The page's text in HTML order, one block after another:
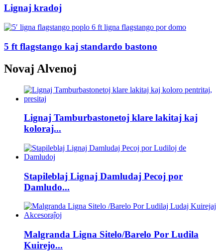
Lignaj kradoj
5 ft flagstango kaj standardo bastono
Novaj Alvenoj
Lignaj Tamburbastonetoj klare lakitaj kaj
koloraj...
Stapileblaj Lignaj Damludaj Pecoj por
Damludo...
Malgranda Ligna Sitelo/Barelo Por Ludila
Kuirejo...